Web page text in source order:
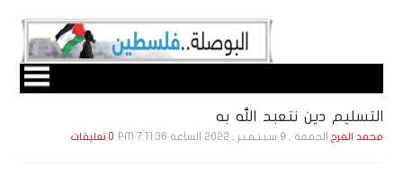
التسليم دين نتعبد الله به
محمد الفرح الجمعة , 9 سـبـتـمـبـر , 2022 الساعة 7:11:36 PM 0 تعليقات